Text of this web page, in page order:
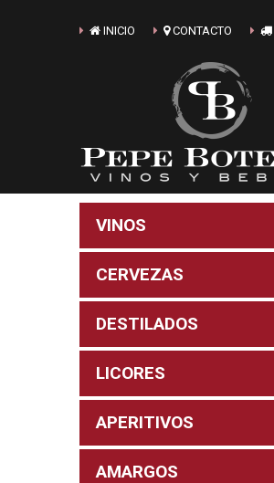
INICIO CONTACTO
VINOS
CERVEZAS
DESTILADOS
LICORES
APERITIVOS
AMARGOS